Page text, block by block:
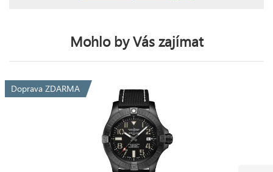
Mohlo by Vás zajímat
Doprava ZDARMA